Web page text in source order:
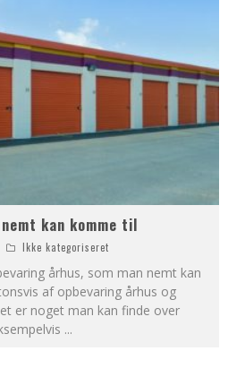
kan komme til
Ikke kategoriseret
århus, som man nemt kan
af opbevaring århus og
er noget man kan finde over
...